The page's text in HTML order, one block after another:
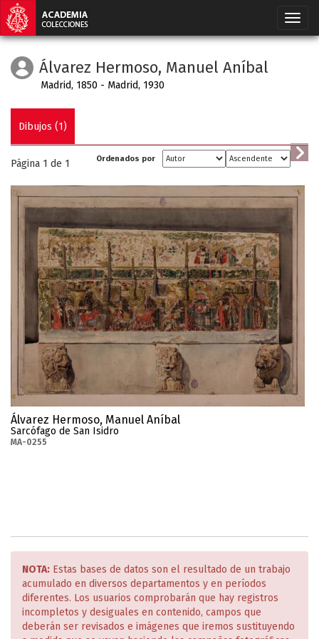
Álvarez Hermoso, Manuel Aníbal
Madrid, 1850 - Madrid, 1930
Dibujos (1)
Página 1 de 1 Ordenados por
Álvarez Hermoso, Manuel Aníbal
Sarcófago de San Isidro
MA-0255
NOTA: Estas bases de datos son el resultado de un trabajo
acumulado en diversos departamentos y en períodos
diferentes. Los usuarios comprobarán que hay registros
incompletos y desiguales en contenido, campos que
deberán ser revisados e imágenes que iremos sustituyendo